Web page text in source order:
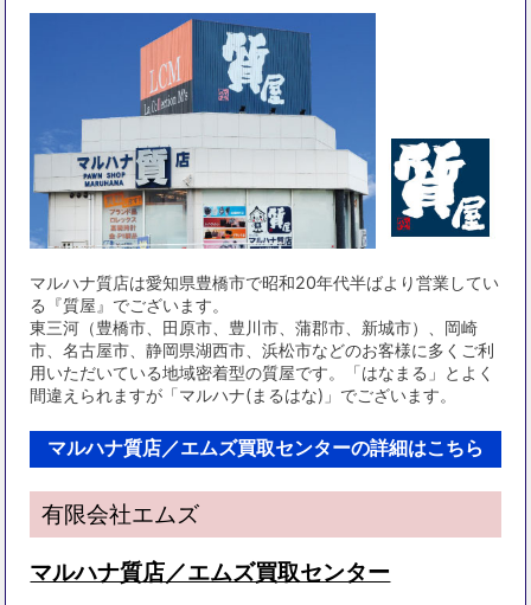
マルハナ質店は愛知県豊橋市で昭和20年代半ばより営業してい
る『質屋』でございます。
東三河（豊橋市、田原市、豊川市、蒲郡市、新城市）、岡崎
市、名古屋市、静岡県湖西市、浜松市などのお客様に多くご利
用いただいている地域密着型の質屋です。「はなまる」とよく
間違えられますが「マルハナ(まるはな)」でございます。
マルハナ質店／エムズ買取センターの詳細はこちら
有限会社エムズ
マルハナ質店／エムズ買取センター